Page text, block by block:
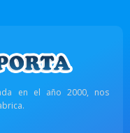
en el año 2000, nos